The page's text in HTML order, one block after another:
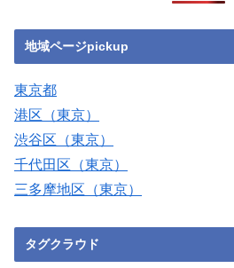
地域ページpickup
東京都
港区（東京）
渋谷区（東京）
千代田区（東京）
三多摩地区（東京）
タグクラウド